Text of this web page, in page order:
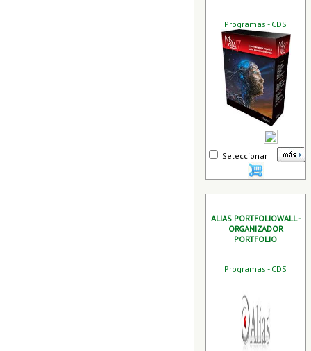
Programas - CDS
Seleccionar
ALIAS PORTFOLIOWALL -
ORGANIZADOR
PORTFOLIO
Programas - CDS